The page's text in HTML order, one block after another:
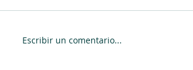
Escribir un comentario...